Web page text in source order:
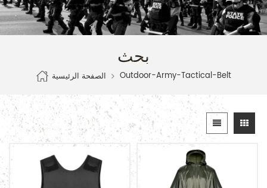
بحث
الصفحة الرئيسية Outdoor-Army-Tactical-Belt